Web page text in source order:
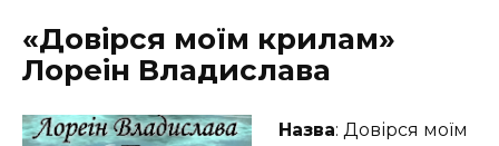
«Довірся моїм крилам»
Лореін Владислава
Назва: Довірся моїм